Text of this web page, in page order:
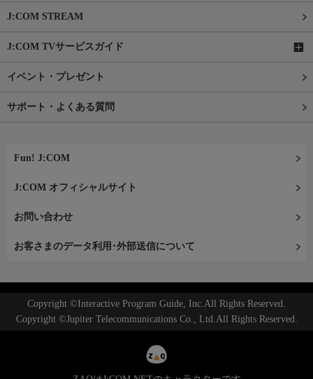
J:COM STREAM
J:COM TVサービスガイド
イベント・プレゼント
サポート・よくある質問
Fun! J:COM
J:COM オフィシャルサイト
お問い合わせ
お客さまのデータ利用･外部送信について
Copyright ©Interactive Program Guide, Inc.All Rights Reserved.
Copyright ©Jupiter Telecommunications Co., Ltd.All Rights Reserved.